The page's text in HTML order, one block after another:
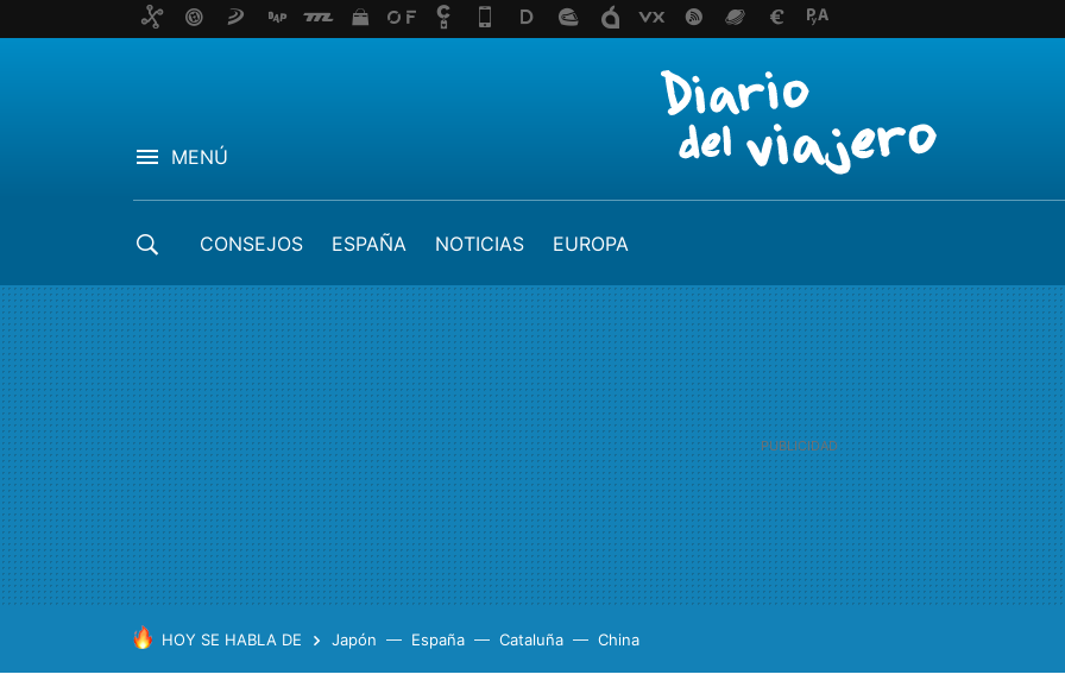
MENÚ
CONSEJOS ESPAÑA NOTICIAS EUROPA
HOY SE HABLA DE Japón España Cataluña China